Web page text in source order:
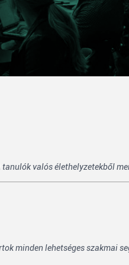
valós élethelyzetekből
minden lehetséges szakmai